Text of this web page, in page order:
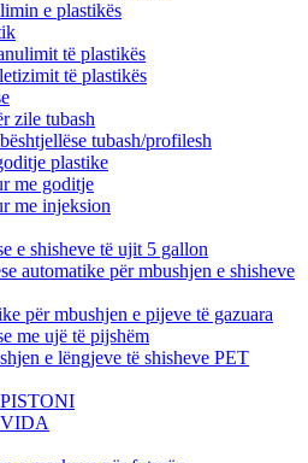
e plastikës
të plastikës
të plastikës
zile tubash
tubash/profilesh
plastike
me goditje
me injeksion
e shisheve të ujit 5 gallon
automatike për mbushjen e shisheve
për mbushjen e pijeve të gazuara
me ujë të pijshëm
e lëngjeve të shisheve PET